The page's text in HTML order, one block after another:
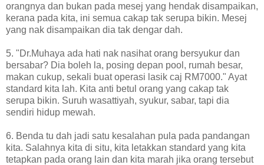
orangnya dan bukan pada mesej yang hendak disampaikan,
kerana pada kita, ini semua cakap tak serupa bikin. Mesej
yang nak disampaikan dia tak dengar dah.
5. "Dr.Muhaya ada hati nak nasihat orang bersyukur dan
bersabar? Dia boleh la, posing depan pool, rumah besar,
makan cukup, sekali buat operasi lasik caj RM7000." Ayat
standard kita lah. Kita anti betul orang yang cakap tak
serupa bikin. Suruh wasattiyah, syukur, sabar, tapi dia
sendiri hidup mewah.
6. Benda tu dah jadi satu kesalahan pula pada pandangan
kita. Salahnya kita di situ, kita letakkan standard yang kita
tetapkan pada orang lain dan kita marah jika orang tersebut